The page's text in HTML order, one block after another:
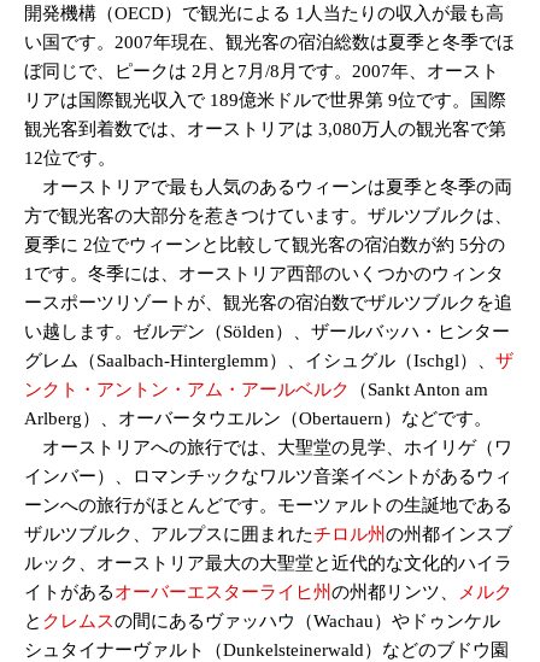
開発機構（OECD）で観光による 1人当たりの収入が最も高
い国です。2007年現在、観光客の宿泊総数は夏季と冬季でほ
ぼ同じで、ピークは 2月と7月/8月です。2007年、オースト
リアは国際観光収入で 189億米ドルで世界第 9位です。国際
観光客到着数では、オーストリアは 3,080万人の観光客で第
12位です。
オーストリアで最も人気のあるウィーンは夏季と冬季の両
方で観光客の大部分を惹きつけています。ザルツブルクは、
夏季に 2位でウィーンと比較して観光客の宿泊数が約 5分の
1です。冬季には、オーストリア西部のいくつかのウィンタ
ースポーツリゾートが、観光客の宿泊数でザルツブルクを追
い越します。ゼルデン（Sölden）、ザールバッハ・ヒンター
グレム（Saalbach-Hinterglemm）、イシュグル（Ischgl）、 ザ
ンクト・アントン・アム・アールベルク
（Sankt Anton am
Arlberg）、オーバータウエルン（Obertauern）などです。
オーストリアへの旅行では、大聖堂の見学、ホイリゲ（ワ
インバー）、ロマンチックなワルツ音楽イベントがあるウィ
ーンへの旅行がほとんどです。モーツァルトの生誕地である
ザルツブルク、アルプスに囲まれたチロル州の州都インスブ
ルック、オーストリア最大の大聖堂と近代的な文化的ハイラ
イトがあるオーバーエスターライヒ州の州都リンツ、
メルク
と クレムスの間にあるヴァッハウ（Wachau）やドゥンケル
シュタイナーヴァルト（Dunkelsteinerwald）などのブドウ園